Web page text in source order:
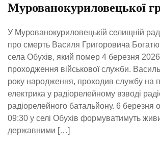
Мурованокуриловецької
У Мурованокуриловецькій селищній
про смерть Василя Григоровича
села Обухів, який помер 4 березня 2026
проходження військової служби.
року народження, проходив службу на
електрика у радіорелейному взводі
радіорелейного батальйону. 6 березня
09:30 у селі Обухів формуватимуть
державними […]